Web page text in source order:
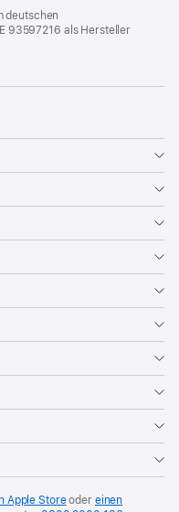
deutschen
93597216 als Hersteller
Apple Storeoder einen